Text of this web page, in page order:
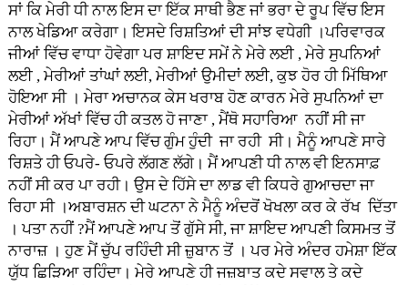
ਸਾਂ ਕਿ ਮੇਰੀ ਧੀ ਨਾਲ ਇਸ ਦਾ ਇੱਕ ਸਾਥੀ ਭੈਣ ਜਾਂ ਭਰਾ ਦੇ ਰੂਪ ਵਿੱਚ ਇਸ
ਨਾਲ ਖੇਡਿਆ ਕਰੇਗਾ। ਇਸਦੇ ਰਿਸ਼ਤਿਆਂ ਦੀ ਸਾਂਝ ਵਧੇਗੀ ।ਪਰਿਵਾਰਕ
ਜੀਆਂ ਵਿੱਚ ਵਾਧਾ ਹੋਵੇਗਾ ਪਰ ਸ਼ਾਇਦ ਸਮੇਂ ਨੇ ਮੇਰੇ ਲਈ , ਮੇਰੇ ਸੁਪਨਿਆਂ
ਲਈ , ਮੇਰੀਆਂ ਤਾਂਘਾਂ ਲਈ, ਮੇਰੀਆਂ ਉਮੀਦਾਂ ਲਈ, ਕੁਝ ਹੋਰ ਹੀ ਮਿੱਥਿਆ
ਹੋਇਆ ਸੀ । ਮੇਰਾ ਅਚਾਨਕ ਕੇਸ ਖਰਾਬ ਹੋਣ ਕਾਰਨ ਮੇਰੇ ਸੁਪਨਿਆਂ ਦਾ
ਮੇਰੀਆਂ ਅੱਖਾਂ ਵਿੱਚ ਹੀ ਕਤਲ ਹੋ ਜਾਣਾ , ਮੈਂਥੋ ਸਹਾਰਿਆ ਨਹੀਂ ਸੀ ਜਾ
ਰਿਹਾ। ਮੈਂ ਆਪਣੇ ਆਪ ਵਿੱਚ ਗੁੰਮ ਹੁੰਦੀ ਜਾ ਰਹੀ ਸੀ। ਮੈਨੂੰ ਆਪਣੇ ਸਾਰੇ
ਰਿਸ਼ਤੇ ਹੀ ਓਪਰੇ- ਓਪਰੇ ਲੱਗਣ ਲੱਗੇ। ਮੈਂ ਆਪਣੀ ਧੀ ਨਾਲ ਵੀ ਇਨਸਾਫ਼
ਨਹੀਂ ਸੀ ਕਰ ਪਾ ਰਹੀ। ਉਸ ਦੇ ਹਿੱਸੇ ਦਾ ਲਾਡ ਵੀ ਕਿਧਰੇ ਗੁਆਚਦਾ ਜਾ
ਰਿਹਾ ਸੀ ।ਅਬਾਰਸ਼ਨ ਦੀ ਘਟਨਾ ਨੇ ਮੈਨੂੰ ਅੰਦਰੋਂ ਖੋਖਲਾ ਕਰ ਕੇ ਰੱਖ ਦਿੱਤਾ
। ਪਤਾ ਨਹੀਂ ?ਮੈਂ ਆਪਣੇ ਆਪ ਤੋਂ ਗੁੱਸੇ ਸੀ, ਜਾ ਸ਼ਾਇਦ ਆਪਣੀ ਕਿਸਮਤ ਤੋਂ
ਨਾਰਾਜ਼ । ਹੁਣ ਮੈਂ ਚੁੱਪ ਰਹਿੰਦੀ ਸੀ ਜ਼ੁਬਾਨ ਤੋਂ । ਪਰ ਮੇਰੇ ਅੰਦਰ ਹਮੇਸ਼ਾ ਇੱਕ
ਯੁੱਧ ਛਿੜਿਆ ਰਹਿੰਦਾ। ਮੇਰੇ ਆਪਣੇ ਹੀ ਜਜ਼ਬਾਤ ਕਦੇ ਸਵਾਲ ਤੇ ਕਦੇ